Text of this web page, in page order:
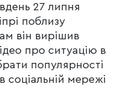
27 липня
поблизу
він вирішив
про ситуацію в
популярності
соціальній мережі